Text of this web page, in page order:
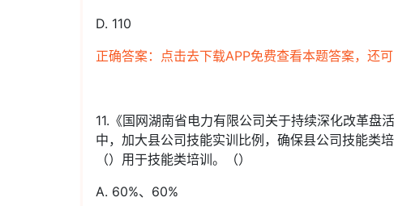
D. 110
正确答案：点击去下载APP免费查看本题答案，还
11.《国网湖南省电力有限公司关于持续深化改革盘
中，加大县公司技能实训比例，确保县公司技能类
（）用于技能类培训。（）
A. 60%、60%